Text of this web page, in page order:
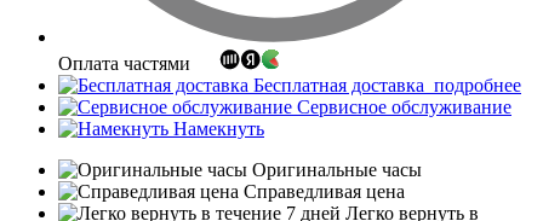
Оплата частями
Бесплатная доставка подробнее
Сервисное обслуживание
Намекнуть
Оригинальные часы
Справедливая цена
Легко вернуть в